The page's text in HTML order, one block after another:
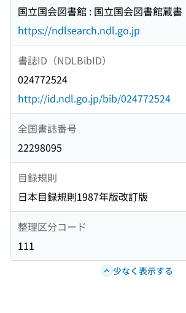
国立国会図書館 : 国立国会図書館蔵書
https://ndlsearch.ndl.go.jp
書誌ID（NDLBibID）
024772524
http://id.ndl.go.jp/bib/024772524
全国書誌番号
22298095
目録規則
日本目録規則1987年版改訂版
整理区分コード
111
少なく表示する